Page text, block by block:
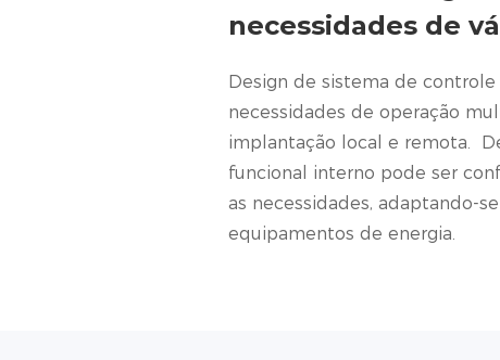
necessidades de
Design de sistema de
necessidades de operação
implantação local e remota.
funcional interno pode ser
as necessidades, adaptando-
equipamentos de energia.